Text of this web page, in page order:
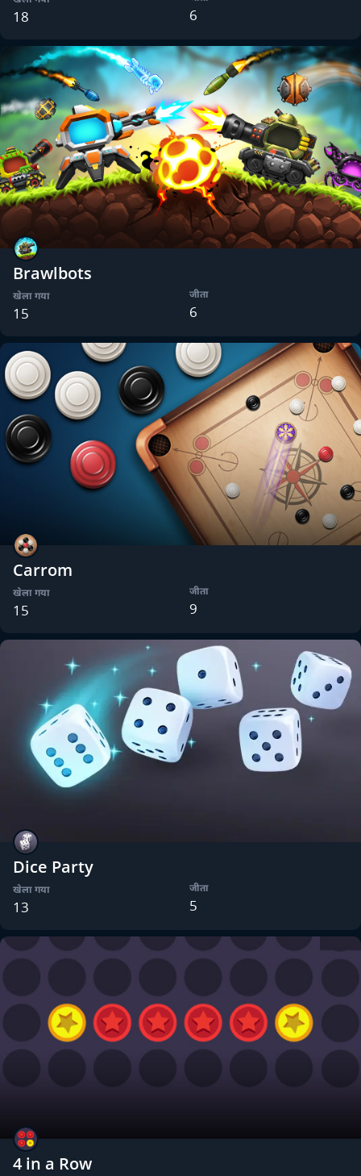
18 6
Brawlbots
खेला गया
15
जीता
6
Carrom
खेला गया
15
जीता
9
Dice Party
खेला गया
13
जीता
5
4 in a Row